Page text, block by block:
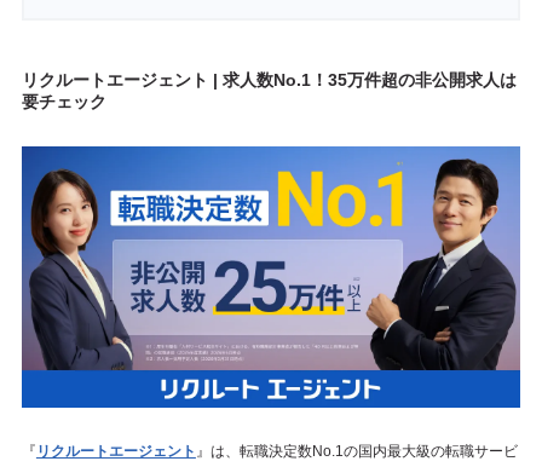
リクルートエージェント | 求人数No.1！35万件超の非公開求人は
要チェック
『 リクルートエージェント 』は、転職決定数No.1の国内最大級の転職サービ